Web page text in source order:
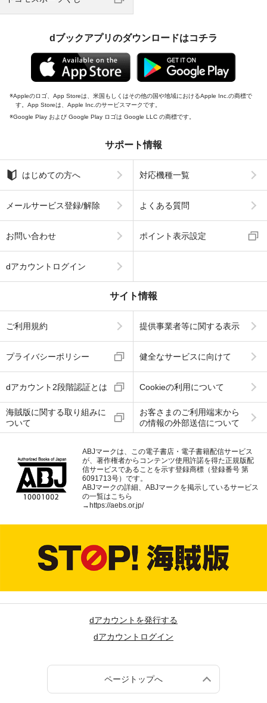
dブックアプリのダウンロードはコチラ
Appleのロゴ、App Storeは、米国もしくはその他の国や地域におけるApple Inc.の商標で
す。App Storeは、Apple Inc.のサービスマークです。
Google Play および Google Play ロゴは Google LLC の商標です。
サポート情報
はじめての方へ 対応機種一覧
メールサービス登録/解除 よくある質問
お問い合わせ ポイント表示設定
dアカウントログイン
サイト情報
ご利用規約 提供事業者等に関する表示
プライバシーポリシー 健全なサービスに向けて
dアカウント2段階認証とは Cookieの利用について
海賊版に関する取り組みに
ついて
お客さまのご利用端末から
の情報の外部送信について
ABJマークは、この電子書店・電子書籍配信サービス
が、著作権者からコンテンツ使用許諾を得た正規版配
信サービスであることを示す登録商標（登録番号 第
6091713号）です。
ABJマークの詳細、ABJマークを掲示しているサービス
の一覧はこちら
→ https://aebs.or.jp/
dアカウントを発行する
dアカウントログイン
ページトップへ